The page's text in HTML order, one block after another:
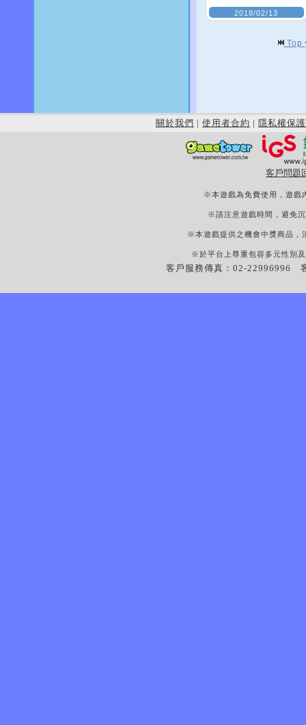
2018/02/13
Top
關於我們 | 使用者合約 | 隱私權保護
客戶問題
※本遊戲為免費使用，遊戲
※請注意遊戲時間，避免
※本遊戲提供之機會中獎商品，
※於平台上尊重包容多元性別
客戶服務傳真：02-22996996